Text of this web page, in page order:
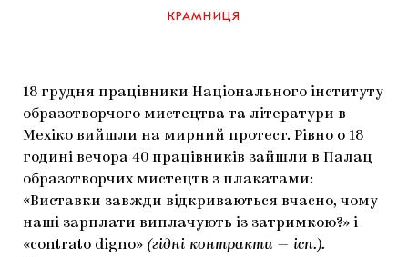
КОЛЕКЦІЇ
ГАЛЕРЕЇ
АРТЦЕНТРИ
КОНСПЕКТИ
КНИЖКИ І ЖУРНАЛИ
ЗАПАЛЕННЯ
ЯК ПІДТРИМУВАТИ УКРАЇНСЬКЕ МИСТЕЦТВО
МАРІУПОЛЬСЬКІ МАРГІНАЛІЇ
CARPATHIAN CULT ПРО РІЗДВЯНІ СВЯТА
КРАМНИЦЯ
КРАМНИЦЯ
18 грудня працівники Національного інституту
образотворчого мистецтва та літератури в
Мехіко вийшли на мирний протест. Рівно о 18
годині вечора 40 працівників зайшли в Палац
образотворчих мистецтв з плакатами:
«Виставки завжди відкриваються вчасно, чому
наші зарплати виплачують із затримкою?» і
«contrato digno» (гідні контракти — ісп.).